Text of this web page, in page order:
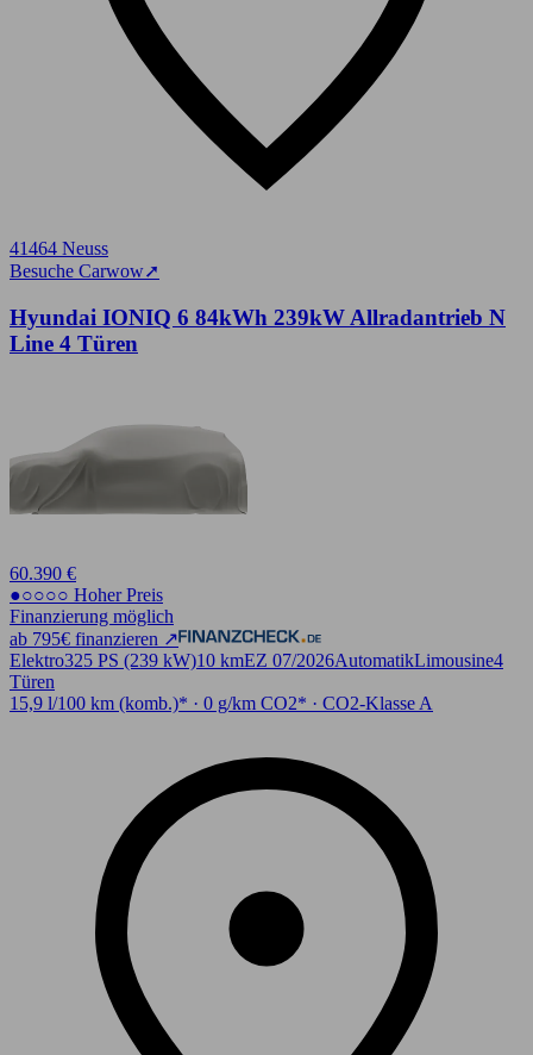
41464 Neuss
Besuche Carwow➚
Hyundai IONIQ 6 84kWh 239kW Allradantrieb N
Line 4 Türen
60.390 €
●○○○○ Hoher Preis
Finanzierung möglich
ab 795€ finanzieren ↗
Elektro325 PS (239 kW)10 kmEZ 07/2026AutomatikLimousine4
Türen
15,9 l/100 km (komb.)* · 0 g/km CO2* · CO2-Klasse A